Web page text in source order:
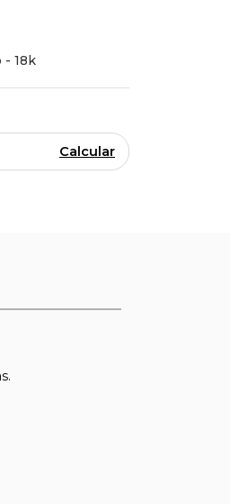
- 18k
Calcular